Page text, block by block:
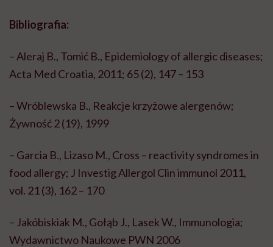
Bibliografia:
– Aleraj B., Tomić B., Epidemiology of allergic diseases;
Acta Med Croatia, 2011; 65 (2), 147 – 153
– Wróblewska B., Reakcje krzyżowe alergenów;
Żywność 2 (19), 1999
– Garcia B., Lizaso M., Cross – reactivity syndromes in
food allergy; J Investig Allergol Clin immunol 2011,
vol. 21 (3), 162 – 170
– Jakóbiskiak M., Gołąb J., Lasek W., Immunologia;
Wydawnictwo Naukowe PWN 2006